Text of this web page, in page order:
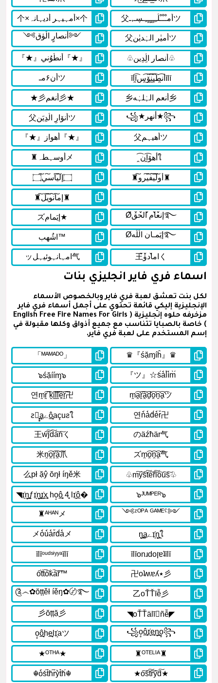
اسماء فري فاير انجليزي بنات
لكل بنت تعشق لعبة فري فاير وبالخصوص الأسماء
الإنجليزية إليكي قائمة تحتوي على أجمل أسماء فري فاير
مزخرفه حلوه إنجليزية ( English Free Fire Names For Girls
) خاصة بالصبايا تتناسب مع جميع أذواق وكلها مقبولة في
إسم المستخدم على لعبة فري فاير.